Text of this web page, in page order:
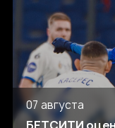
07 августа